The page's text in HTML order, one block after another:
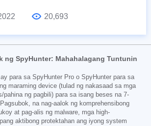
20,693
ng SpyHunter: Mahahalagang Tuntunin
para sa SpyHunter Pro o SpyHunter para sa
maraming device (tulad ng nakasaad sa mga
pahina ng pagbili) para sa isang beses na 7-
na nag-aalok ng komprehensibong
at pag-alis ng malware, mga high-
aktibong protektahan ang iyong system